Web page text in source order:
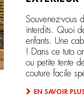
Souvenez-vous
interdits. Quoi
enfants. Une
! Dans ce tuto
ou petite tente
couture facile
EN SAVOIR